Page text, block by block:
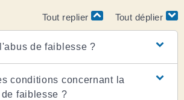
Tout replier Tout déplier
de faiblesse ?
conditions concernant la
faiblesse ?